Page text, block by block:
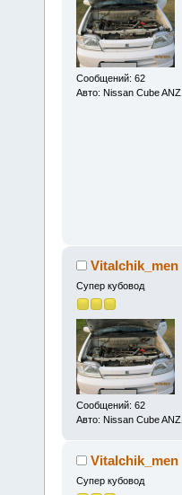
Сообщений: 62
Авто: Nissan Cube
Vitalchik_men
Супер кубовод
Сообщений: 62
Авто: Nissan Cube
Vitalchik_men
Супер кубовод